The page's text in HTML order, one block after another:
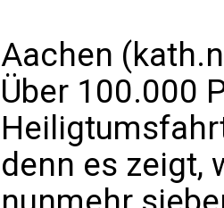
Aachen
Über 100.000
denn es zeigt,